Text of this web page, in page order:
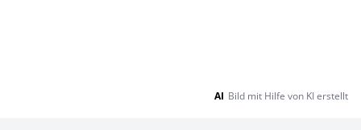
AI Bild mit Hilfe von KI erstellt